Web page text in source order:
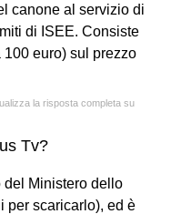
canone al servizio di
di ISEE. Consiste
euro) sul prezzo
la risposta completa su
Tv?
del Ministero dello
per scaricarlo), ed è